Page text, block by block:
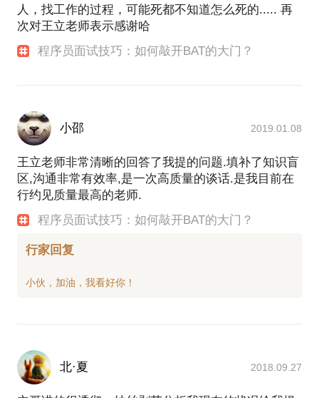
人，找工作的过程，可能死都不知道怎么死的..... 再
次对王立老师表示感谢哈
程序员面试技巧：如何敲开BAT的大门？
小邵 2019.01.08
王立老师非常清晰的回答了我提的问题.填补了知识盲
区,沟通非常有效率,是一次高质量的谈话.是我目前在
行约见质量最高的老师.
程序员面试技巧：如何敲开BAT的大门？
行家回复
北·夏 2018.09.27